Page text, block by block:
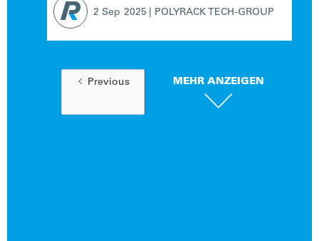
2 Sep 2025 POLYRACK TECH-GROUP
Previous MEHR ANZEIGEN